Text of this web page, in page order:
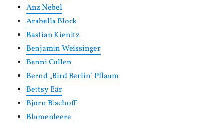
Anz Nebel
Arabella Block
Bastian Kienitz
Benjamin Weissinger
Benni Cullen
Bernd „Bird Berlin“ Pflaum
Bettsy Bär
Björn Bischoff
Blumenleere